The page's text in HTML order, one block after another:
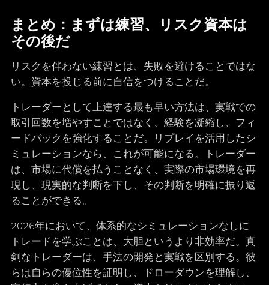
まとめ：まずは練習、リスク資本は
その後だ
リスクを伴わない練習とは、失敗を避けることではな
い。資本を投じる前に自信をつけることだ。
トレーダーとして上達する最も早い方法は、実戦での
取引回数を増やすことではなく、経験を凝縮し、フィ
ードバックを強化することだ。リプレイを活用したシ
ミュレーションなら、これが可能になる。トレーダー
は、市場に代償を払うことなく、実際の市場環境を再
現し、現実的な判断を下し、その判断を明確に振り返
ることができる。
2026年において、体系的なシミュレーションなしに
トレードを学ぶことは、大胆というより非効率だ。真
剣なトレーダーは、手法の開発と実戦を区別する。彼
らは自らの優位性を証明し、ドローダウンを理解し、